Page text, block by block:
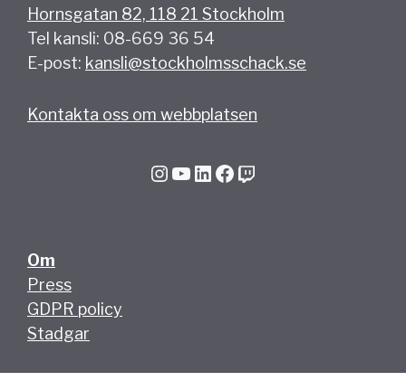
Hornsgatan 82, 118 21 Stockholm
Tel kansli: 08-669 36 54
E-post: kansli@stockholmsschack.se
Kontakta oss om webbplatsen
InstagramYouTube LinkedIn Facebook Twitch
Om
Press
GDPR policy
Stadgar